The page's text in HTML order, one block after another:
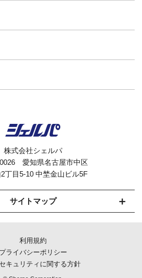
株式会社シェルパ
愛知県名古屋市中区
丁目5-10 中埜金山ビル5F
サイトマップ
利用規約
プライバシーポリシー
キュリティに関する方針